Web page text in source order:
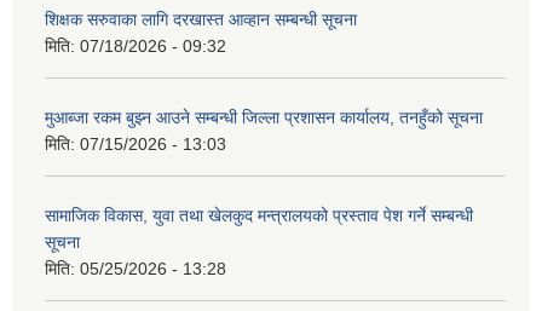
शिक्षक सरुवाका लागि दरखास्त आव्हान सम्बन्धी सूचना
मिति: 07/18/2026 - 09:32
मुआब्जा रकम बुझ्न आउने सम्बन्धी जिल्ला प्रशासन कार्यालय, तनहुँको सूचना
मिति: 07/15/2026 - 13:03
सामाजिक विकास, युवा तथा खेलकुद मन्त्रालयको प्रस्ताव पेश गर्ने सम्बन्धी
सूचना
मिति: 05/25/2026 - 13:28